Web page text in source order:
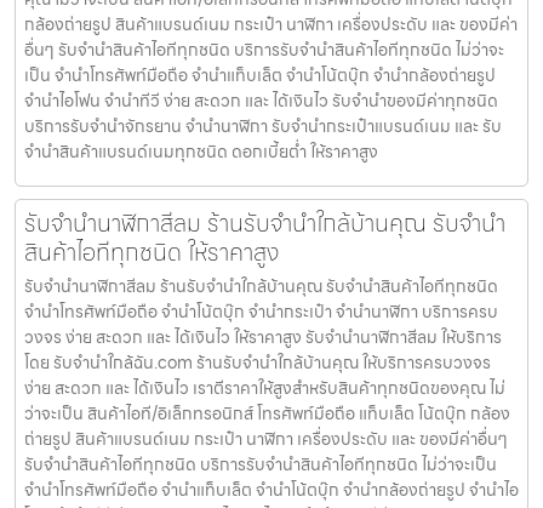
กล้องถ่ายรูป สินค้าแบรนด์เนม กระเป๋า นาฬิกา เครื่องประดับ และ ของมีค่า
อื่นๆ รับจำนำสินค้าไอทีทุกชนิด บริการรับจำนำสินค้าไอทีทุกชนิด ไม่ว่าจะ
เป็น จำนำโทรศัพท์มือถือ จำนำแท็บเล็ต จำนำโน้ตบุ๊ก จำนำกล้องถ่ายรูป
จำนำไอโฟน จำนำทีวี ง่าย สะดวก และ ได้เงินไว รับจำนำของมีค่าทุกชนิด
บริการรับจำนำจักรยาน จำนำนาฬิกา รับจำนำกระเป๋าแบรนด์เนม และ รับ
จำนำสินค้าแบรนด์เนมทุกชนิด ดอกเบี้ยต่ำ ให้ราคาสูง
รับจำนำนาฬิกาสีลม ร้านรับจำนำใกล้บ้านคุณ รับจำนำ
สินค้าไอทีทุกชนิด ให้ราคาสูง
รับจำนำนาฬิกาสีลม ร้านรับจำนำใกล้บ้านคุณ รับจำนำสินค้าไอทีทุกชนิด
จำนำโทรศัพท์มือถือ จำนำโน้ตบุ๊ก จำนำกระเป๋า จำนำนาฬิกา บริการครบ
วงจร ง่าย สะดวก และ ได้เงินไว ให้ราคาสูง รับจำนำนาฬิกาสีลม ให้บริการ
โดย รับจํานําใกล้ฉัน.com ร้านรับจำนำใกล้บ้านคุณ ให้บริการครบวงจร
ง่าย สะดวก และ ได้เงินไว เราตีราคาให้สูงสำหรับสินค้าทุกชนิดของคุณ ไม่
ว่าจะเป็น สินค้าไอที/อิเล็กทรอนิกส์ โทรศัพท์มือถือ แท็บเล็ต โน้ตบุ๊ก กล้อง
ถ่ายรูป สินค้าแบรนด์เนม กระเป๋า นาฬิกา เครื่องประดับ และ ของมีค่าอื่นๆ
รับจำนำสินค้าไอทีทุกชนิด บริการรับจำนำสินค้าไอทีทุกชนิด ไม่ว่าจะเป็น
จำนำโทรศัพท์มือถือ จำนำแท็บเล็ต จำนำโน้ตบุ๊ก จำนำกล้องถ่ายรูป จำนำไอ